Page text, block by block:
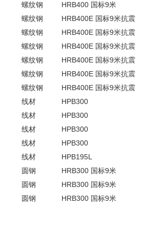
螺纹钢
HRB400 国标9米
螺纹钢
HRB400E 国标9米抗震
螺纹钢
HRB400E 国标9米抗震
螺纹钢
HRB400E 国标9米抗震
螺纹钢
HRB400E 国标9米抗震
螺纹钢
HRB400E 国标9米抗震
螺纹钢
HRB400E 国标9米抗震
线材
HPB300
线材
HPB300
线材
HPB300
线材
HPB300
线材
HPB195L
圆钢
HRB300 国标9米
圆钢
HRB300 国标9米
圆钢
HRB300 国标9米